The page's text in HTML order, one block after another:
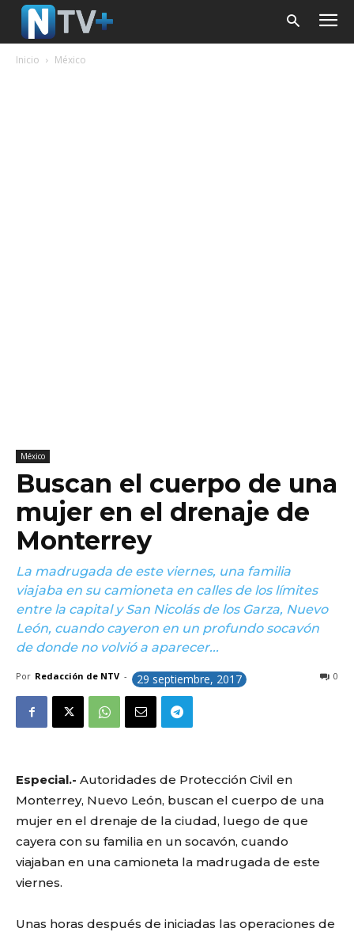
Inicio México
México
Buscan el cuerpo de una
mujer en el drenaje de
Monterrey
La madrugada de este viernes, una familia
viajaba en su camioneta en calles de los límites
entre la capital y San Nicolás de los Garza, Nuevo
León, cuando cayeron en un profundo socavón
de donde no volvió a aparecer...
Por Redacción de NTV - 29 septiembre, 2017 0
Especial.- Autoridades de Protección Civil en
Monterrey, Nuevo León, buscan el cuerpo de una
mujer en el drenaje de la ciudad, luego de que
cayera con su familia en un socavón, cuando
viajaban en una camioneta la madrugada de este
viernes.
Unas horas después de iniciadas las operaciones de